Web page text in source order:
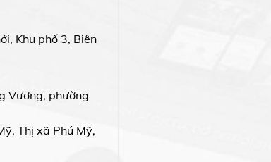
Khu phố 3, Biên
Vương, phường
Thị xã Phú Mỹ,